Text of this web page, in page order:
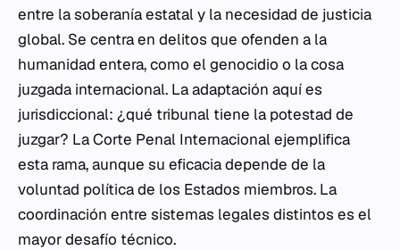
entre la soberanía estatal y la necesidad de justicia
global. Se centra en delitos que ofenden a la
humanidad entera, como el genocidio o la cosa
juzgada internacional. La adaptación aquí es
jurisdiccional: ¿qué tribunal tiene la potestad de
juzgar? La Corte Penal Internacional ejemplifica
esta rama, aunque su eficacia depende de la
voluntad política de los Estados miembros. La
coordinación entre sistemas legales distintos es el
mayor desafío técnico.